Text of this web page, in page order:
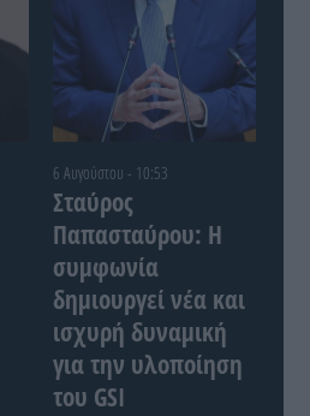
6 Αυγούστου - 10:53
Σταύρος
Παπασταύρου: Η
συμφωνία
δημιουργεί νέα και
ισχυρή δυναμική
για την υλοποίηση
του GSI